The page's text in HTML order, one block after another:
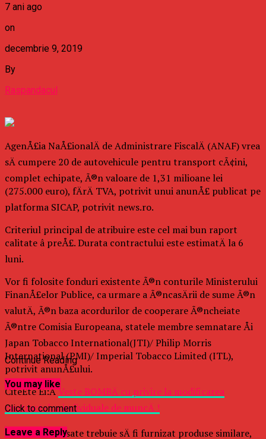
7 ani ago
on
decembrie 9, 2019
By
Raspandacul
AgenÅ£ia NaÅ£ionalÄ de Administrare FiscalÄ (ANAF) vrea
sÄ cumpere 20 de autovehicule pentru transport cÃ¢ini,
complet echipate, Ã®n valoare de 1,31 milioane lei
(275.000 euro), fÄrÄ TVA, potrivit unui anunÅ£ publicat pe
platforma SICAP, potrivit news.ro.
Criteriul principal de atribuire este cel mai bun raport
calitate â preÅ£. Durata contractului este estimatÄ la 6
luni.
Vor fi folosite fonduri existente Ã®n conturile Ministerului
FinanÅ£elor Publice, ca urmare a Ã®ncasÄrii de sume Ã®n
valutÄ, Ã®n baza acordurilor de cooperare Ã®ncheiate
Ã®ntre Comisia Europeana, statele membre semnatare Åi
Japan Tobacco International(JTI)/ Philip Morris
International (PMI)/ Imperial Tobacco Limited (ITL),
potrivit anunÅ£ului.
CiteÈte Èi:ÂVeste BOMBÄ cu privire la modificarea
contractelor individuale de muncÄ !
Firmele interesate trebuie sÄ fi furnizat produse similare,
Continue Reading
You may like
Click to comment
Leave a Reply